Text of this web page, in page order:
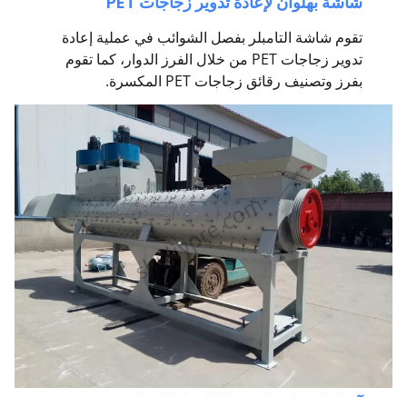
تقوم شاشة التامبلر بفصل الشوائب في عملية إعادة
تدوير زجاجات PET من خلال الفرز الدوار، كما تقوم
بفرز وتصنيف رقائق زجاجات PET المكسرة.